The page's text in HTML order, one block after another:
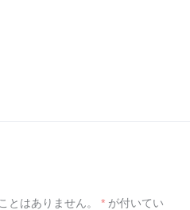
とはありません。 * が付いてい